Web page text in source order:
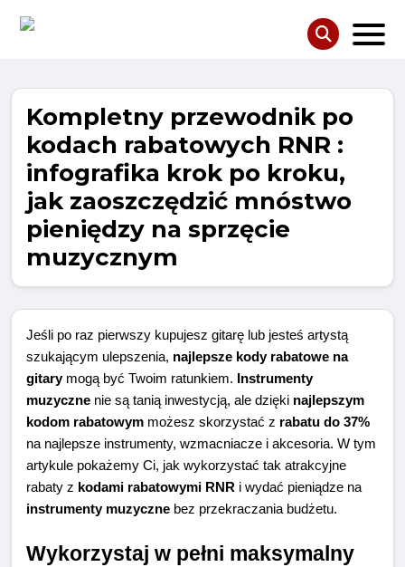
Kompletny przewodnik po
kodach rabatowych RNR :
infografika krok po kroku,
jak zaoszczędzić mnóstwo
pieniędzy na sprzęcie
muzycznym
Jeśli po raz pierwszy kupujesz gitarę lub jesteś artystą
szukającym ulepszenia, najlepsze kody rabatowe na
gitarymogą być Twoim ratunkiem.
Instrumenty
muzyczne nie są tanią inwestycją, ale dzięki najlepszym
kodom rabatowym możesz skorzystać z rabatu do 37%
na najlepsze instrumenty, wzmacniacze i akcesoria. W tym
artykule pokażemy Ci, jak wykorzystać tak atrakcyjne
rabaty z kodami rabatowymi RNR i wydać pieniądze na
instrumenty muzyczne bez przekraczania budżetu.
Wykorzystaj w pełni maksymalny